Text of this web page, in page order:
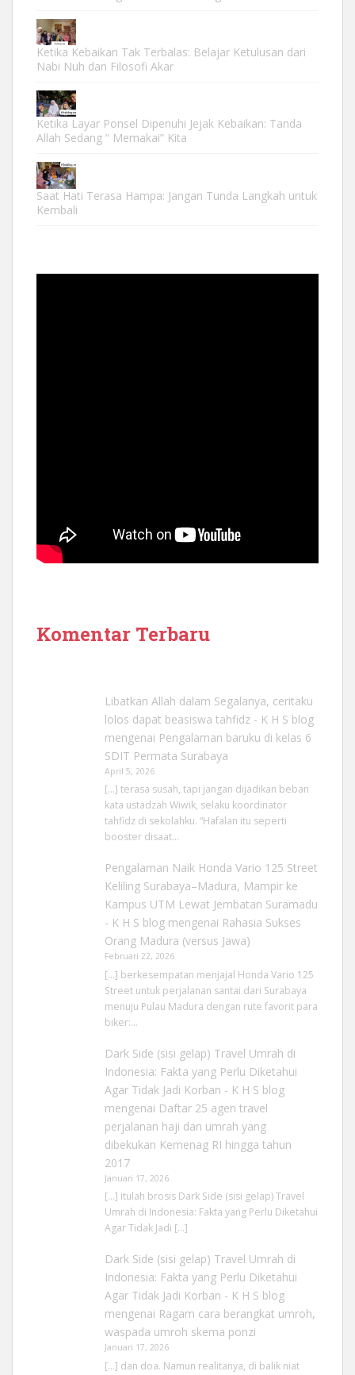
Ketika Kebaikan Tak Terbalas: Belajar Ketulusan dari
Nabi Nuh dan Filosofi Akar
Ketika Layar Ponsel Dipenuhi Jejak Kebaikan: Tanda
Allah Sedang “ Memakai” Kita
Saat Hati Terasa Hampa: Jangan Tunda Langkah untuk
Kembali
Komentar Terbaru
Libatkan Allah dalam Segalanya, ceritaku
lolos dapat beasiswa tahfidz - K H S blog
mengenai Pengalaman baruku di kelas 6
SDIT Permata Surabaya
April 5, 2026
[…] terasa susah, tapi jangan dijadikan beban
kata ustadzah Wiwik, selaku koordinator
tahfidz di sekolahku. “Hafalan itu seperti
booster disaat…
Pengalaman Naik Honda Vario 125 Street
Keliling Surabaya–Madura, Mampir ke
Kampus UTM Lewat Jembatan Suramadu
- K H S blogmengenai Rahasia Sukses
Orang Madura (versus Jawa)
Februari 22, 2026
[…] berkesempatan menjajal Honda Vario 125
Street untuk perjalanan santai dari Surabaya
menuju Pulau Madura dengan rute favorit para
biker:…
Dark Side (sisi gelap) Travel Umrah di
Indonesia: Fakta yang Perlu Diketahui
Agar Tidak Jadi Korban - K H S blog
mengenai Daftar 25 agen travel
perjalanan haji dan umrah yang
dibekukan Kemenag RI hingga tahun
2017
Januari 17, 2026
[…] itulah brosis Dark Side (sisi gelap) Travel
Umrah di Indonesia: Fakta yang Perlu Diketahui
Agar Tidak Jadi […]
Dark Side (sisi gelap) Travel Umrah di
Indonesia: Fakta yang Perlu Diketahui
Agar Tidak Jadi Korban - K H S blog
mengenai Ragam cara berangkat umroh,
waspada umroh skema ponzi
Januari 17, 2026
[…] dan doa. Namun realitanya, di balik niat